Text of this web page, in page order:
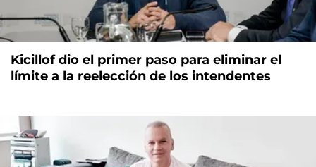
Kicillof dio el primer paso para eliminar el
límite a la reelección de los intendentes